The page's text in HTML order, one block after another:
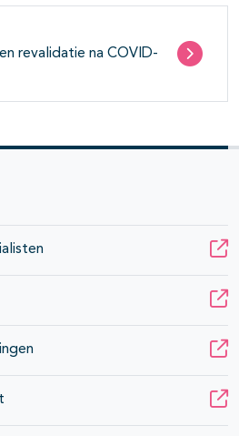
revalidatie na COVID-